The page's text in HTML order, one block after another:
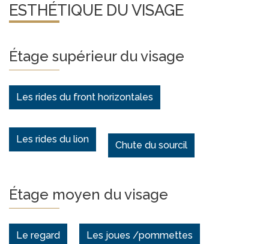
ESTHÉTIQUE DU VISAGE
Étage supérieur du visage
Les rides du front horizontales
Les rides du lion
Chute du sourcil
Étage moyen du visage
Le regard Les joues /pommettes